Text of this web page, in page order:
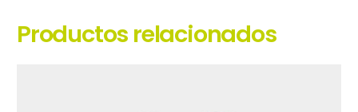
Productos relacionados